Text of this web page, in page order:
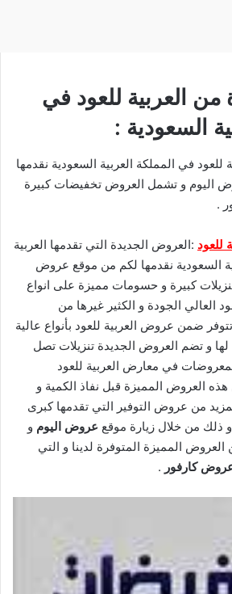
العربية للعود في
السعودية :
في المملكة العربية السعودية نقدمها
اليوم و تشمل العروض تخفيضات كبيرة
.
للعود :العروض الجديدة التي تقدمها العربية
السعودية نقدمها لكم من موقع عروض
كبيرة و حسومات مميزة على انواع
العالي الجودة و الكثير غيرها من
ضمن عروض العربية للعود بأنواع عالية
لها و تضم العروض الجديدة تنزيلات تصل
المعروضات في معارض العربية للعود
العروض المميزة قبل نفاذ الكمية و
من عروض التوفير التي تقدمها كبرى
ذلك من خلال زيارة موقع عروض اليوم و
المميزة المتوفرة لدينا و التي
كارفور .